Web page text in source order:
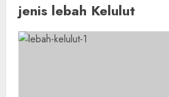
jenis lebah Kelulut